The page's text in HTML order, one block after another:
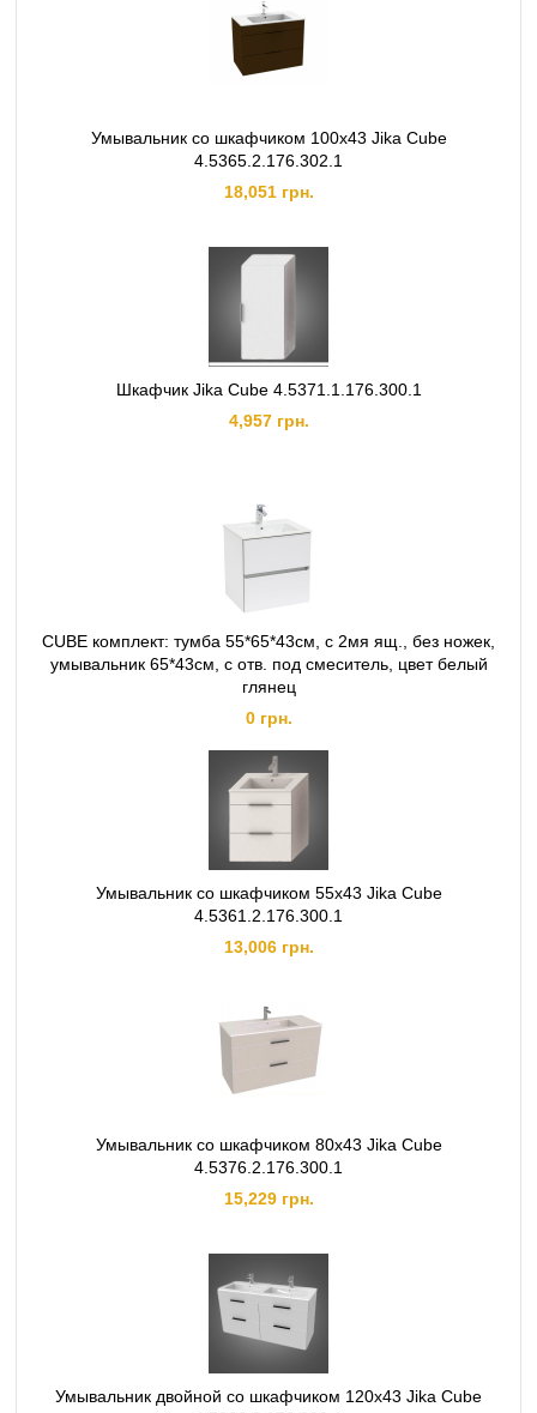
Умывальник со шкафчиком 100х43 Jika Cube
4.5365.2.176.302.1
18,051 грн.
Шкафчик Jika Cube 4.5371.1.176.300.1
4,957 грн.
CUBE комплект: тумба 55*65*43см, с 2мя ящ., без ножек,
умывальник 65*43см, с отв. под смеситель, цвет белый
глянец
0 грн.
Умывальник со шкафчиком 55х43 Jika Cube
4.5361.2.176.300.1
13,006 грн.
Умывальник со шкафчиком 80х43 Jika Cube
4.5376.2.176.300.1
15,229 грн.
Умывальник двойной со шкафчиком 120х43 Jika Cube